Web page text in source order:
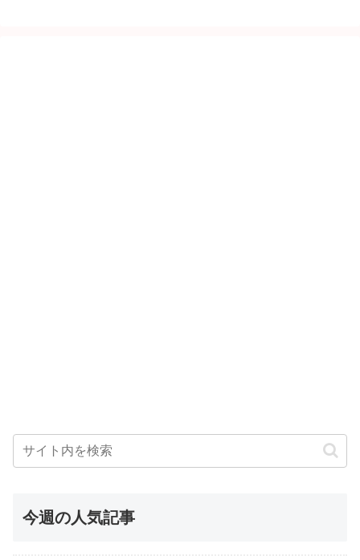
今週の人気記事